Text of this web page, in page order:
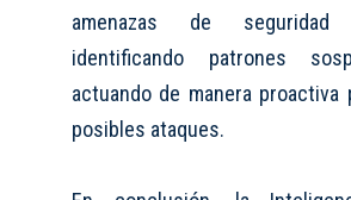
amenazas de seguridad
identificando patrones
actuando de manera proactiva
posibles ataques.